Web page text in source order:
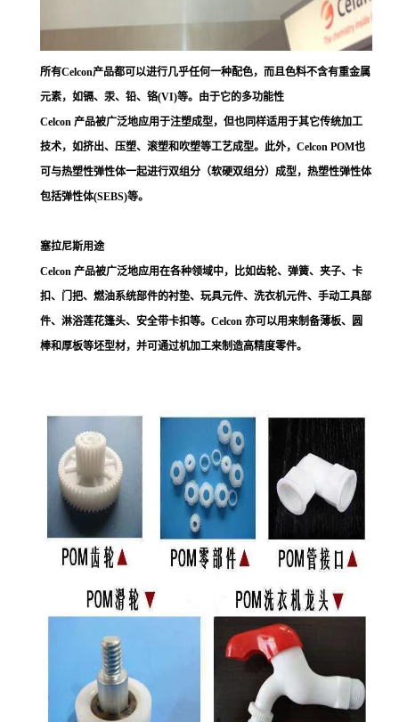
所有Celcon产品都可以进行几乎任何一种配色，而且色料不含有重金属
元素，如镉、汞、铅、铬(VI)等。由于它的多功能性
Celcon 产品被广泛地应用于注塑成型，但也同样适用于其它传统加工
技术，如挤出、压塑、滚塑和吹塑等工艺成型。此外，Celcon POM也
可与热塑性弹性体一起进行双组分（软硬双组分）成型，热塑性弹性体
包括弹性体(SEBS)等。
塞拉尼斯用途
Celcon 产品被广泛地应用在各种领域中，比如齿轮、弹簧、夹子、卡
扣、门把、燃油系统部件的衬垫、玩具元件、洗衣机元件、手动工具部
件、淋浴莲花篷头、安全带卡扣等。Celcon 亦可以用来制备薄板、圆
棒和厚板等坯型材，并可通过机加工来制造高精度零件。